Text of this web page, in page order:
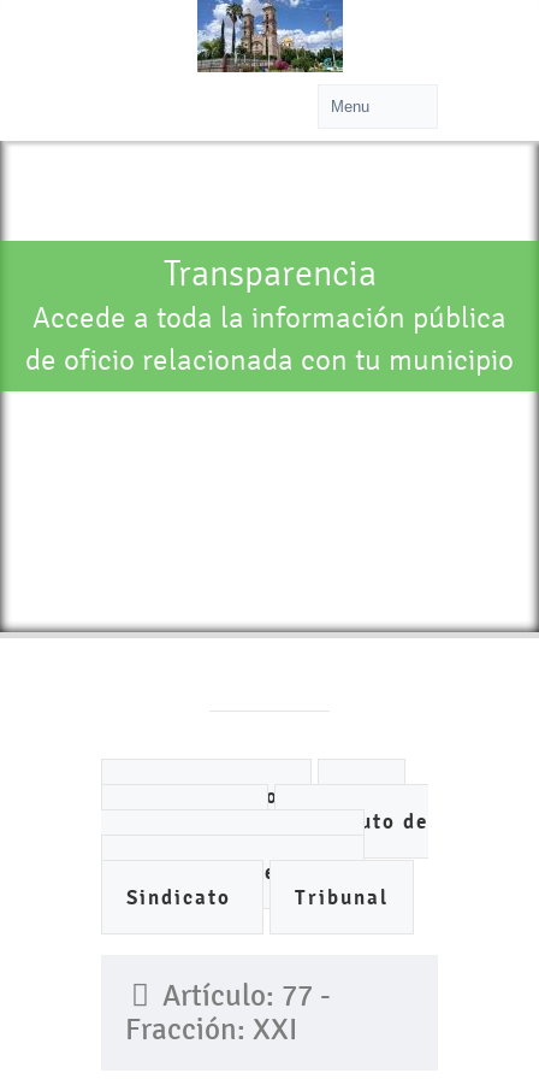
Transparencia
Accede a toda la información pública
de oficio relacionada con tu municipio
Ayuntamiento
Instituto de
Organismo de Agua
Sindicato
Tribunal
Artículo: 77 -
Fracción: XXI